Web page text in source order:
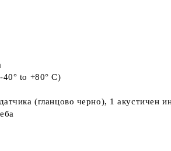
40° to +80° C)
(гланцово черно), 1 акустичен